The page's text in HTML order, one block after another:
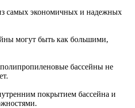
самых экономичных и надежных
могут быть как большими,
бассейны не
покрытием бассейна и